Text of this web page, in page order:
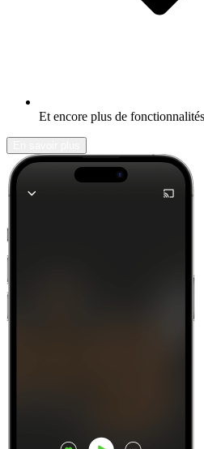
Et encore plus de fonctionnalités